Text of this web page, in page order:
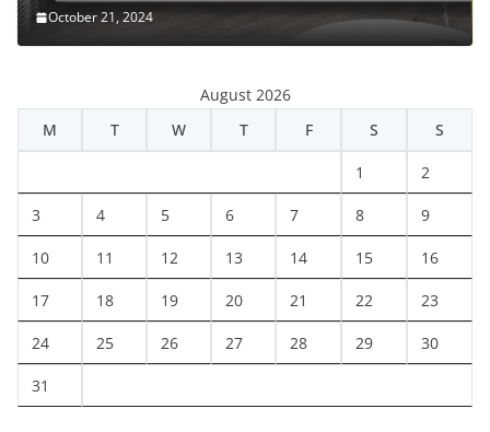
October 21, 2024
August 2026
M
T W T F S S
1 2
3 4 5 6 7 8 9
10 11 12 13 14 15 16
17 18 19 20 21 22 23
24 25 26 27 28 29 30
31